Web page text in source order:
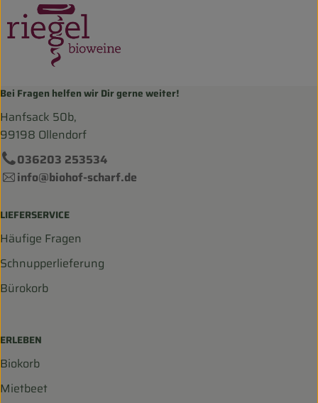
Bei Fragen helfen wir Dir gerne weiter!
Hanfsack 50b,
99198 Ollendorf
036203 253534
info@biohof-scharf.de
LIEFERSERVICE
Häufige Fragen
Schnupperlieferung
Bürokorb
ERLEBEN
Biokorb
Mietbeet